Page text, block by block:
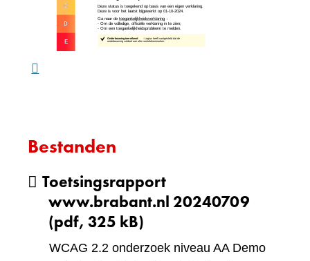
Bestanden
Toetsingsrapport
www.brabant.nl 20240709
(pdf, 325 kB)
WCAG 2.2 onderzoek niveau AA Demo